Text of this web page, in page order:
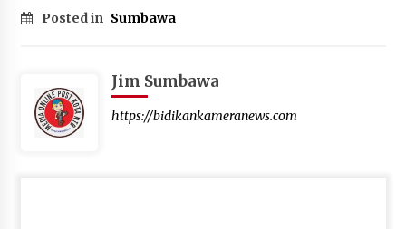
4 minggu ago
Posted in Sumbawa
Jim Sumbawa
https://bidikankameranews.com